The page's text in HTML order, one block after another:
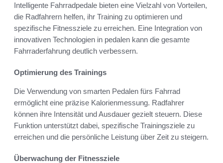
Intelligente Fahrradpedale bieten eine Vielzahl von Vorteilen,
die Radfahrern helfen, ihr Training zu optimieren und
spezifische Fitnessziele zu erreichen. Eine Integration von
innovativen Technologien in pedalen kann die gesamte
Fahrraderfahrung deutlich verbessern.
Optimierung des Trainings
Die Verwendung von smarten Pedalen fürs Fahrrad
ermöglicht eine präzise Kalorienmessung. Radfahrer
können ihre Intensität und Ausdauer gezielt steuern. Diese
Funktion unterstützt dabei, spezifische Trainingsziele zu
erreichen und die persönliche Leistung über Zeit zu steigern.
Überwachung der Fitnessziele